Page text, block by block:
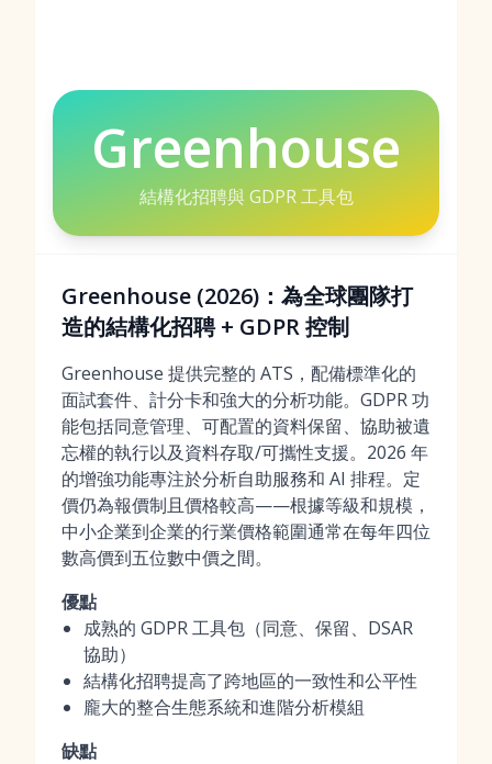
Greenhouse
結構化招聘與 GDPR 工具包
Greenhouse (2026)：為全球團隊打
造的結構化招聘 + GDPR 控制
Greenhouse 提供完整的 ATS，配備標準化的
面試套件、計分卡和強大的分析功能。GDPR 功
能包括同意管理、可配置的資料保留、協助被遺
忘權的執行以及資料存取/可攜性支援。2026 年
的增強功能專注於分析自助服務和 AI 排程。定
價仍為報價制且價格較高——根據等級和規模，
中小企業到企業的行業價格範圍通常在每年四位
數高價到五位數中價之間。
優點
成熟的 GDPR 工具包（同意、保留、DSAR
協助）
結構化招聘提高了跨地區的一致性和公平性
龐大的整合生態系統和進階分析模組
缺點